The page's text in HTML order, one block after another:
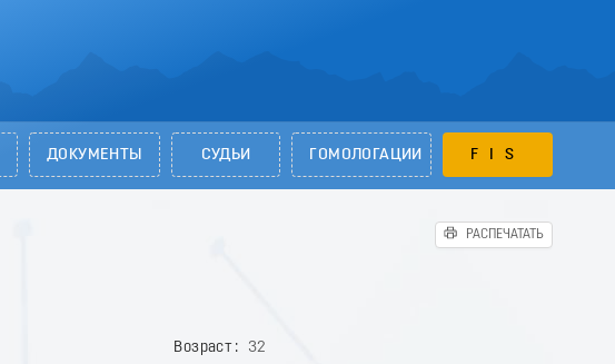
ДОКУМЕНТЫ СУДЬИ ГОМОЛОГАЦИИ FIS
РАСПЕЧАТАТЬ
Возраст
32